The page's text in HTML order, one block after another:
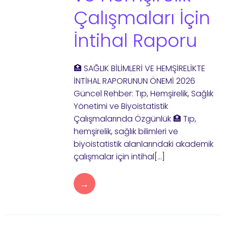
Çalışmaları İçin
İntihal Raporu
🏥 SAĞLIK BİLİMLERİ VE HEMŞİRELİKTE
İNTİHAL RAPORUNUN ÖNEMİ 2026
Güncel Rehber: Tıp, Hemşirelik, Sağlık
Yönetimi ve Biyoistatistik
Çalışmalarında Özgünlük 🏥 Tıp,
hemşirelik, sağlık bilimleri ve
biyoistatistik alanlarındaki akademik
çalışmalar için intihal[…]
→